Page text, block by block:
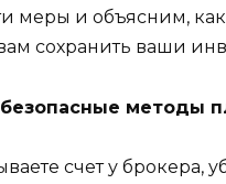
меры и объясним,
сохранить ваши
методы
счет у брокера,